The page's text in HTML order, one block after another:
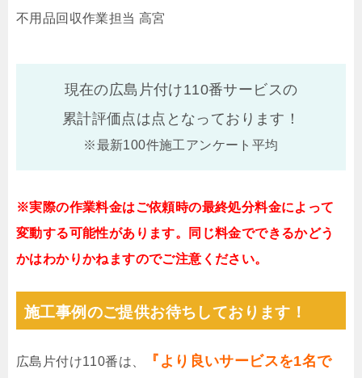
不用品回収作業担当 高宮
現在の広島片付け110番サービスの
累計評価点は点となっております！
※最新100件施工アンケート平均
※実際の作業料金はご依頼時の最終処分料金によって
変動する可能性があります。同じ料金でできるかどう
かはわかりかねますのでご注意ください。
施工事例のご提供お待ちしております！
広島片付け110番は、
『より良いサービスを1名で